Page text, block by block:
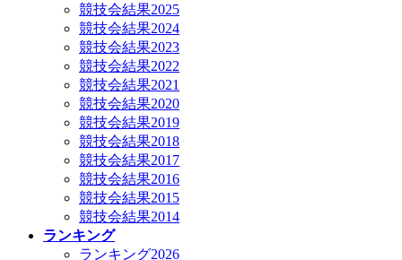
競技会結果2025
競技会結果2024
競技会結果2023
競技会結果2022
競技会結果2021
競技会結果2020
競技会結果2019
競技会結果2018
競技会結果2017
競技会結果2016
競技会結果2015
競技会結果2014
ランキング
ランキング2026